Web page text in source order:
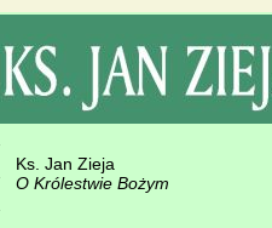
Ks. Jan Zieja
O Królestwie Bożym